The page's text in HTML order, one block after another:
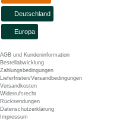
Deutschland
Europa
AGB und Kundeninformation
Bestellabwicklung
Zahlungsbedingungen
Lieferfristen/Versandbedingungen
Versandkosten
Widerrufsrecht
Rücksendungen
Datenschutzerklärung
Impressum